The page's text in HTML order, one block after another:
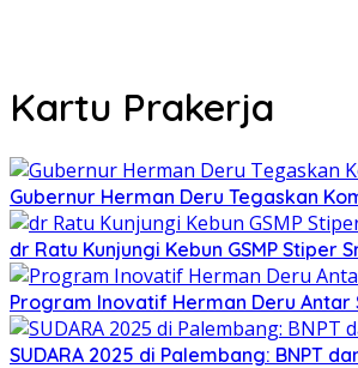
Kartu Prakerja
Gubernur Herman Deru Tegaskan
dr Ratu Kunjungi Kebun GSMP Stiper
Program Inovatif Herman Deru Antar
SUDARA 2025 di Palembang: BNPT